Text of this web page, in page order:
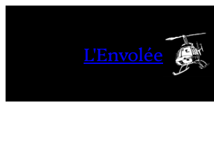
L'Envolée